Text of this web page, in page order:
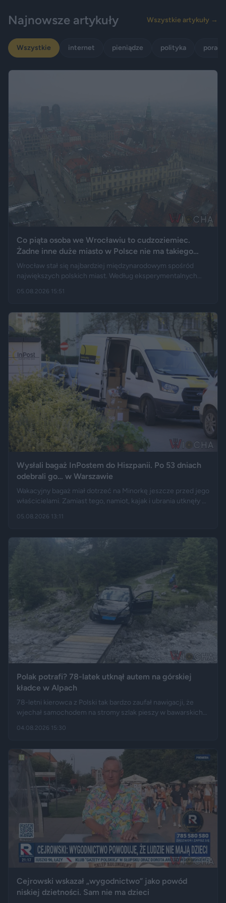
Najnowsze artykuły Wszystkie artykuły →
Wszystkie internet pieniądze polityka porady
Co piąta osoba we Wrocławiu to cudzoziemiec.
Żadne inne duże miasto w Polsce nie ma takiego
wyniku
Wrocław stał się najbardziej międzynarodowym spośród
największych polskich miast. Według eksperymentalnych
od głosów o rozwoju miasta, po komentarze wieszczące
koniec świata, jaki znamy.
05.08.2026 15:51
Wysłali bagaż InPostem do Hiszpanii. Po 53 dniach
odebrali go… w Warszawie
Wakacyjny bagaż miał dotrzeć na Minorkę jeszcze przed jego
właścicielami. Zamiast tego, namiot, kajak i ubrania utknęły w
rozeszło się na portalu X.
05.08.2026 13:11
Polak potrafi? 78-latek utknął autem na górskiej
kładce w Alpach
78-letni kierowca z Polski tak bardzo zaufał nawigacji, że
wjechał samochodem na stromy szlak pieszy w bawarskich
miejscowych służb – trudno byłoby przejechać nawet
kładce, na której auto zawisło podwoziem.
04.08.2026 15:30
Cejrowski wskazał „wygodnictwo” jako powód
niskiej dzietności. Sam nie ma dzieci